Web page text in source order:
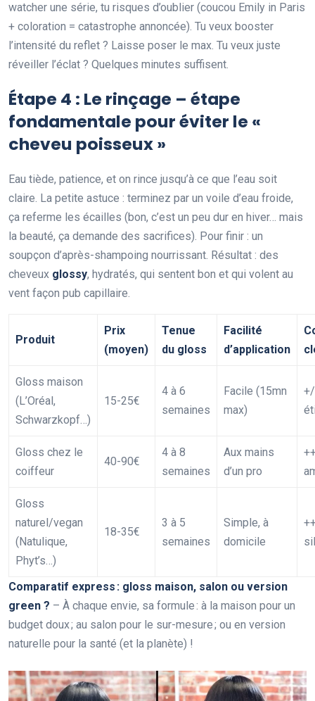
watcher une série, tu risques d’oublier (coucou Emily in Paris
+ coloration = catastrophe annoncée). Tu veux booster
l’intensité du reflet ? Laisse poser le max. Tu veux juste
réveiller l’éclat ? Quelques minutes suffisent.
Étape 4 : Le rinçage – étape
fondamentale pour éviter le «
cheveu poisseux »
Eau tiède, patience, et on rince jusqu’à ce que l’eau soit
claire. La petite astuce : terminez par un voile d’eau froide,
ça referme les écailles (bon, c’est un peu dur en hiver… mais
la beauté, ça demande des sacrifices). Pour finir : un
soupçon d’après-shampoing nourrissant. Résultat : des
cheveux glossy, hydratés, qui sentent bon et qui volent au
vent façon pub capillaire.
Produit
Prix
(moyen)
Tenue
du gloss
Facilité
d’application
Gloss maison
(L’Oréal,
Schwarzkopf…)
15-25€
4 à 6
semaines
Facile (15mn
max)
Gloss chez le
coiffeur
40-90€
4 à 8
semaines
Aux mains
d’un pro
Gloss
naturel/vegan
(Natulique,
Phyt’s…)
18-35€
3 à 5
semaines
Simple, à
domicile
Comparatif express : gloss maison, salon ou version
green ? – À chaque envie, sa formule : à la maison pour un
budget doux ; au salon pour le sur-mesure ; ou en version
naturelle pour la santé (et la planète) !